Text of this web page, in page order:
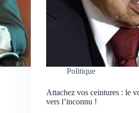
Politique
Attachez vos ceintures : le
vers l’inconnu !